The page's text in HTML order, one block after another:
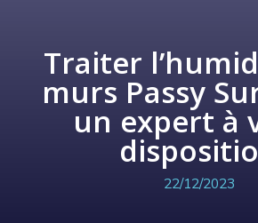
Traiter
murs Passy
un expert à
22/12/2023